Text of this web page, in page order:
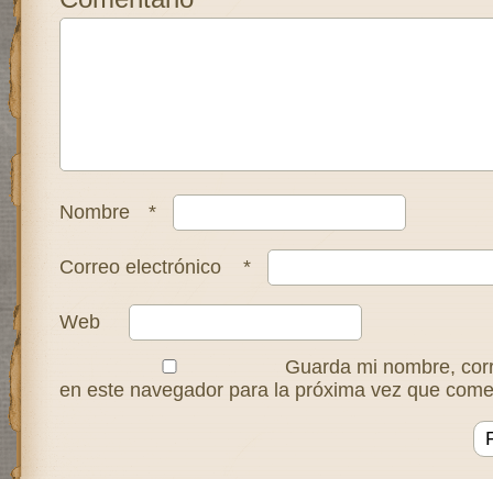
Nombre *
Correo electrónico *
Web
Guarda mi nombre,
en este navegador para la próxima vez que